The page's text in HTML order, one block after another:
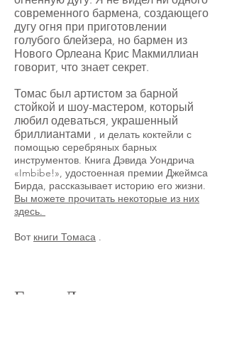
современного бармена, создающего
дугу огня при приготовлении
голубого блейзера, но бармен из
Нового Орлеана Крис Макмиллиан
говорит, что знает секрет.
Томас был артистом за барной
стойкой и шоу-мастером, который
любил одеваться, украшенный
бриллиантами , и делать коктейли с
помощью серебряных барных
инструментов. Книга Дэвида Уондрича
«Imbibe!», удостоенная премии Джеймса
Бирда, рассказывает историю его жизни.
Вы можете прочитать некоторые из них
здесь.
Вот книги Томаса .
Гарри Джонсон